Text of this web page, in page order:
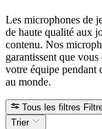
Les microphones de
de haute qualité aux
contenu. Nos
garantissent que
votre équipe pendant
au monde.
Tous les filtres
Trier